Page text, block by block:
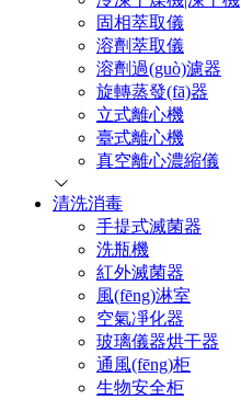
固相萃取儀
溶劑萃取儀
溶劑過(guò)濾器
旋轉蒸發(fā)器
立式離心機
臺式離心機
真空離心濃縮儀
清洗消毒
手提式滅菌器
洗瓶機
紅外滅菌器
風(fēng)淋室
空氣凈化器
玻璃儀器烘干器
通風(fēng)柜
生物安全柜